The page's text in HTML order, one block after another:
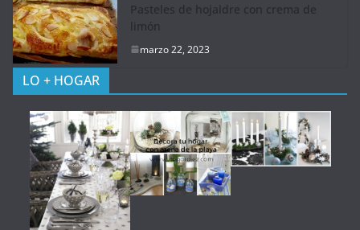
Pasteles de hojaldre con crema de
limón
marzo 22, 2023
LO + HOGAR